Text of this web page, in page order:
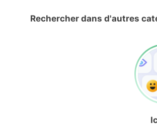
Rechercher dans d'autres